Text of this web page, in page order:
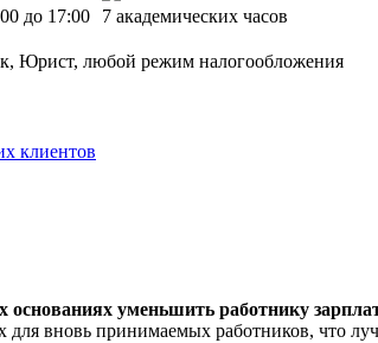
до 17:00 7 академических часов
Юрист, любой режим налогообложения
клиентов
основаниях уменьшить работнику
для вновь принимаемых работников, что